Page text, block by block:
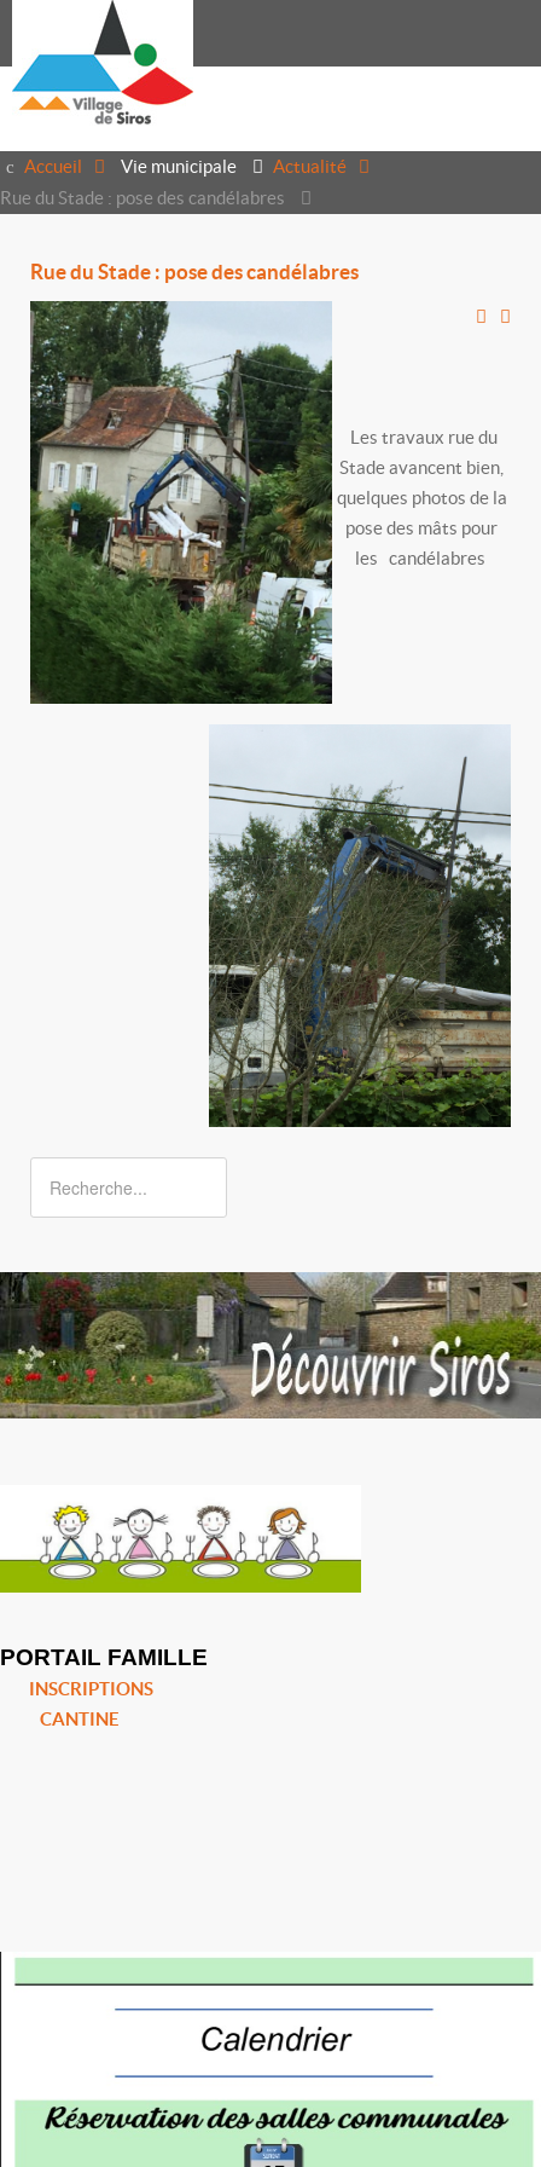
Accueil Vie municipale
Actualité
Rue du Stade : pose des candélabres
Rue du Stade : pose des candélabres
Les travaux rue du
Stade avancent bien,
quelques photos de la
pose des mâts pour
les candélabres
PORTAIL FAMILLE
INSCRIPTIONS
CANTINE